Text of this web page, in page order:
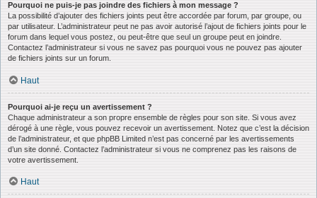
Pourquoi ne puis-je pas joindre des fichiers à mon message ?
La possibilité d’ajouter des fichiers joints peut être accordée par forum, par groupe, ou
par utilisateur. L’administrateur peut ne pas avoir autorisé l’ajout de fichiers joints pour le
forum dans lequel vous postez, ou peut-être que seul un groupe peut en joindre.
Contactez l’administrateur si vous ne savez pas pourquoi vous ne pouvez pas ajouter
de fichiers joints sur un forum.
Haut
Pourquoi ai-je reçu un avertissement ?
Chaque administrateur a son propre ensemble de règles pour son site. Si vous avez
dérogé à une règle, vous pouvez recevoir un avertissement. Notez que c’est la décision
de l’administrateur, et que phpBB Limited n’est pas concerné par les avertissements
d’un site donné. Contactez l’administrateur si vous ne comprenez pas les raisons de
votre avertissement.
Haut